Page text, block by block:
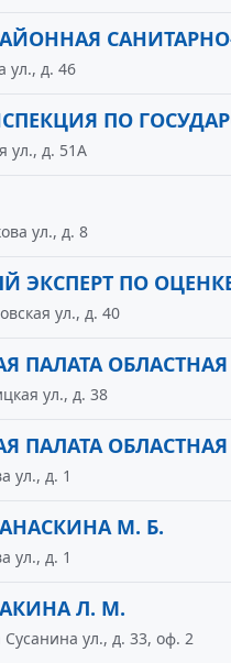
ул., д. 46
ПО
ул., д. 51А
ул., д. 8
ЭКСПЕРТ ПО
ул., д. 40
ПАЛАТА ОБЛАСТНАЯ
ул., д. 38
ПАЛАТА ОБЛАСТНАЯ
ул., д. 1
М. Б.
ул., д. 1
Л. М.
ул., д. 33, оф. 2